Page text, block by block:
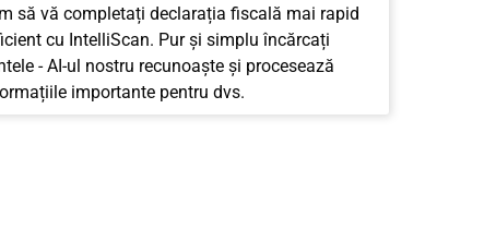
să vă completați declarația fiscală mai rapid
cu IntelliScan. Pur și simplu încărcați
- AI-ul nostru recunoaște și procesează
importante pentru dvs.